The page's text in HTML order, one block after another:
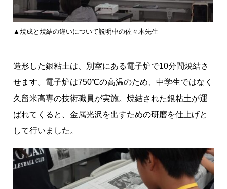
▲焼成と焼結の違いについて説明中の佐々木先生
造形した銀粘土は、別室にある電子炉で10分間焼結さ
せます。電子炉は750℃の高温のため、中学生ではなく
久留米高専の技術職員が実施。焼結された銀粘土が運
ばれてくると、金属光沢を出すための研磨を仕上げと
して行いました。